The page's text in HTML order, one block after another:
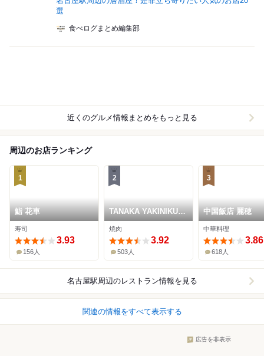
選
食べログまとめ編集部
近くのグルメ情報まとめをもっと見る
周辺のお店ランキング
1
鮨 花車
寿司
3.93
156人
2
TANAKA YAKINIKU
RESTAURANTE
焼肉
3.92
503人
3
中国飯店 麗穂
中華料理
3.86
618人
名古屋駅周辺のレストラン情報を見る
関連の情報をすべて表示する
広告を非表示